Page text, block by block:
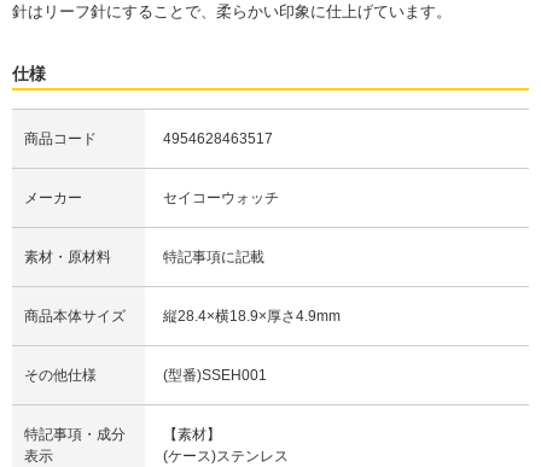
針はリーフ針にすることで、柔らかい印象に仕上げています。
仕様
商品コード 4954628463517
メーカー セイコーウォッチ
素材・原材料 特記事項に記載
商品本体サイズ 縦28.4×横18.9×厚さ4.9mm
その他仕様 (型番)SSEH001
特記事項・成分
表示
【素材】
(ケース)ステンレス